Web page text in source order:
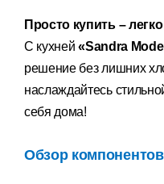
Просто купить –
С кухней«Sandra
решение без лишних
наслаждайтесь
себя дома!
Обзор